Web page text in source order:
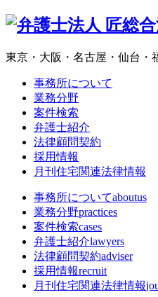
東京・大阪・名古屋・仙台・
事務所について
業務分野
案件検索
弁護士紹介
法律顧問契約
採用情報
月刊住宅関連法律情報
事務所についてaboutus
業務分野practices
案件検索cases
弁護士紹介lawyers
法律顧問契約adviser
採用情報recruit
月刊住宅関連法律情報